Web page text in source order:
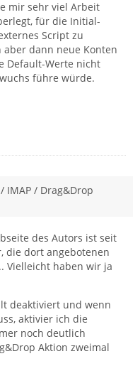
mir sehr viel Arbeit
für die Initial-
Script zu
dann neue Konten
Default-Werte nicht
führe würde.
IMAP / Drag&Drop
des Autors ist seit
die dort angebotenen
Vielleicht haben wir ja
deaktiviert und wenn
aktivier ich die
noch deutlich
Aktion zweimal